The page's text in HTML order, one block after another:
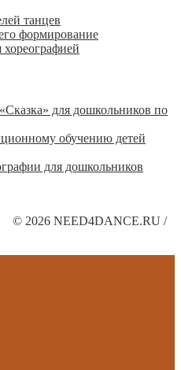
танцев
формирование
хореографией
для дошкольников по
обучению детей
для дошкольников
© 2026 NEED4DANCE.RU /